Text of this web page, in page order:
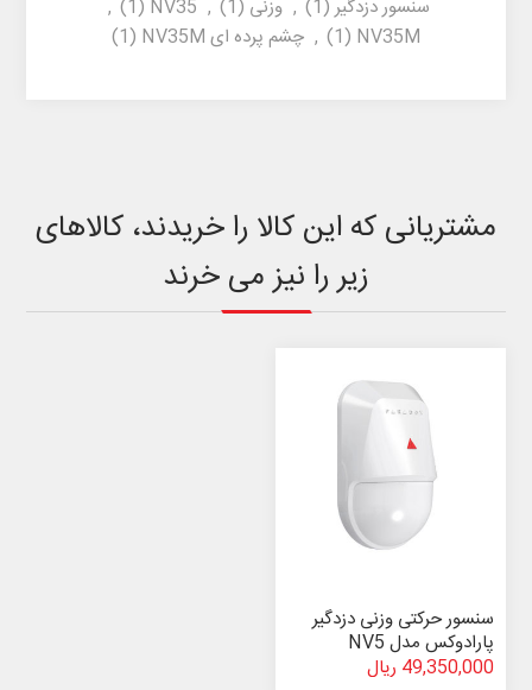
سنسور دزدگیر (1)
, وزنی (1)
,
NV35
(1)
,
NV35M
(1)
, چشم پرده ای NV35M (1)
مشتریانی که این کالا را خریدند، کالاهای
زیر را نیز می خرند
سنسور حرکتی وزنی دزدگیر
پارادوکس مدل NV5
49,350,000 ریال